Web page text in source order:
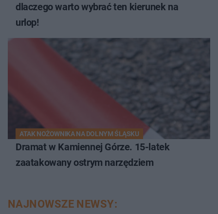
dlaczego warto wybrać ten kierunek na
urlop!
ATAK NOŻOWNIKA NA DOLNYM ŚLĄSKU
Dramat w Kamiennej Górze. 15-latek
zaatakowany ostrym narzędziem
NAJNOWSZE NEWSY: